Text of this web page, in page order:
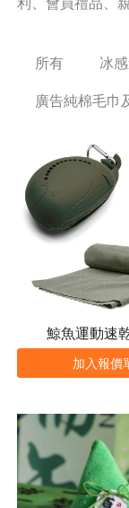
所有
冰
廣告純棉毛巾
鯨魚運動速
加入報價